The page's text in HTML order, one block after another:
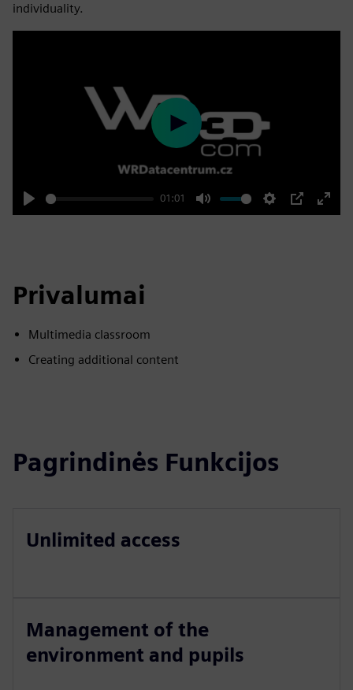
individuality.
Play
01:01
Mute Settings
PIP
Enter
Play
Privalumai
Multimedia classroom
Creating additional content
Pagrindinės Funkcijos
Unlimited access
Management of the
environment and pupils